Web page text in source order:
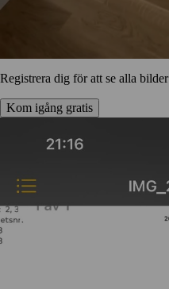
Registrera dig för att se alla bilder
Kom igång gratis